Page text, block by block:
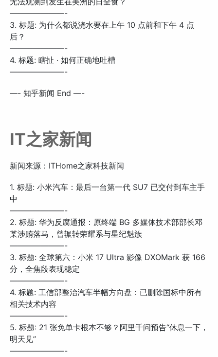
———————-
3. 标题: 为什么都说浇水要在上午 10 点前和下午 4 点
后？
———————-
4. 标题: 瞎扯 · 如何正确地吐槽
———————-
—- 知乎新闻 End —-
IT之家新闻
新闻来源：ITHome之家科技新闻
1. 标题: 小米汽车：最后一台第一代 SU7 已交付到车主手
中
———————-
2. 标题: 华为反腐通报：原终端 BG 多媒体技术部部长邓
某涉贿落马，曾辗转荣耀系与星纪魅族
———————-
3. 标题: 全球第六：小米 17 Ultra 影像 DXOMark 获 166
分，全焦段表现稳定
———————-
4. 标题: 工信部整治汽车半幅方向盘：已删除国标中所有
相关技术内容
———————-
5. 标题: 21 张免单卡根本不够？阿里千问预告“休息一下，
明天见”
———————-